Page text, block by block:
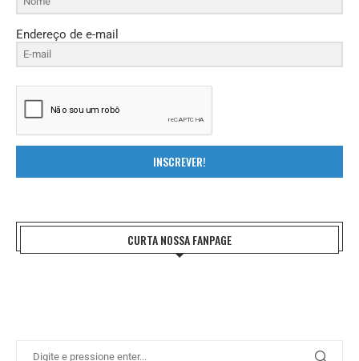
Endereço de e-mail
INSCREVER!
CURTA NOSSA FANPAGE